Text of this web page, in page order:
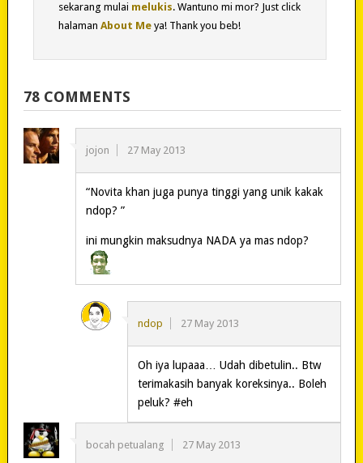
sekarang mulai melukis. Wantuno mi mor? Just click
halaman About Meya! Thank you beb!
78 COMMENTS
jojon 27 May 2013
“Novita khan juga punya tinggi yang unik kakak
ndop? ”
ini mungkin maksudnya NADA ya mas ndop?
ndop 27 May 2013
Oh iya lupaaa… Udah dibetulin.. Btw
terimakasih banyak koreksinya.. Boleh
peluk? #eh
bocah petualang 27 May 2013